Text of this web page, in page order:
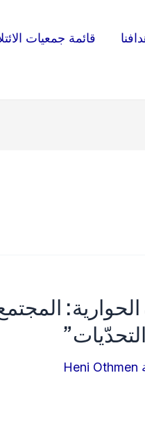
قائمة جمعيات
الحوارية:
Heni Othmen